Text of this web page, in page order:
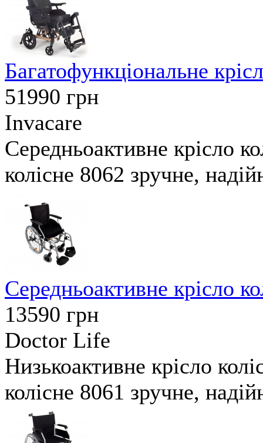
Багатофункціональне
51990 грн
Invacare
Середньоактивне крісло
колісне 8062 зручне,
Середньоактивне крісло
13590 грн
Doctor Life
Низькоактивне крісло
колісне 8061 зручне,